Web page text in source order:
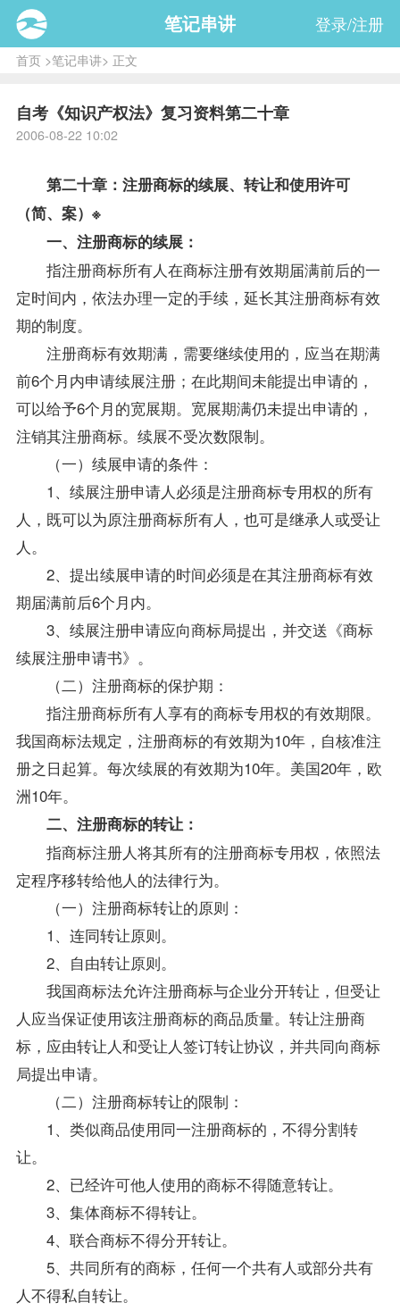
笔记串讲 登录/注册
首页>笔记串讲> 正文
自考《知识产权法》复习资料第二十章
2006-08-22 10:02
第二十章：注册商标的续展、转让和使用许可
（简、案）※
一、注册商标的续展：
指注册商标所有人在商标注册有效期届满前后的一
定时间内，依法办理一定的手续，延长其注册商标有效
期的制度。
注册商标有效期满，需要继续使用的，应当在期满
前6个月内申请续展注册；在此期间未能提出申请的，
可以给予6个月的宽展期。宽展期满仍未提出申请的，
注销其注册商标。续展不受次数限制。
（一）续展申请的条件：
1、续展注册申请人必须是注册商标专用权的所有
人，既可以为原注册商标所有人，也可是继承人或受让
人。
2、提出续展申请的时间必须是在其注册商标有效
期届满前后6个月内。
3、续展注册申请应向商标局提出，并交送《商标
续展注册申请书》。
（二）注册商标的保护期：
指注册商标所有人享有的商标专用权的有效期限。
我国商标法规定，注册商标的有效期为10年，自核准注
册之日起算。每次续展的有效期为10年。美国20年，欧
洲10年。
二、注册商标的转让：
指商标注册人将其所有的注册商标专用权，依照法
定程序移转给他人的法律行为。
（一）注册商标转让的原则：
1、连同转让原则。
2、自由转让原则。
我国商标法允许注册商标与企业分开转让，但受让
人应当保证使用该注册商标的商品质量。转让注册商
标，应由转让人和受让人签订转让协议，并共同向商标
局提出申请。
（二）注册商标转让的限制：
1、类似商品使用同一注册商标的，不得分割转
让。
2、已经许可他人使用的商标不得随意转让。
3、集体商标不得转让。
4、联合商标不得分开转让。
5、共同所有的商标，任何一个共有人或部分共有
人不得私自转让。